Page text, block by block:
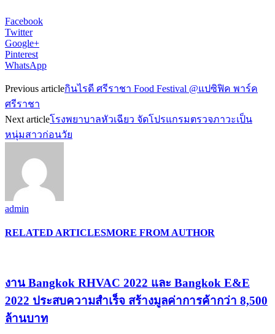
Facebook
Twitter
Google+
Pinterest
WhatsApp
Previous articleกินไรดี ศรีราชา Food Festival @แปซิฟิค พาร์ค
ศรีราชา
Next articleโรงพยาบาลหัวเฉียว จัดโปรแกรมตรวจภาวะเป็น
หนุ่มสาวก่อนวัย
admin
RELATED ARTICLESMORE FROM AUTHOR
งาน Bangkok RHVAC 2022 และ Bangkok E&E
2022 ประสบความสำเร็จ สร้างมูลค่าการค้ากว่า 8,500
ล้านบาท